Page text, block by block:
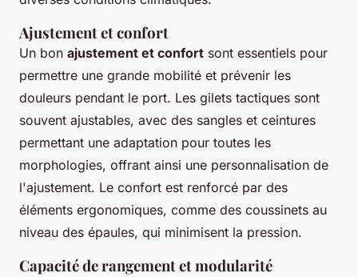
Ajustement et confort
Un bon ajustement et confort sont essentiels pour
permettre une grande mobilité et prévenir les
douleurs pendant le port. Les gilets tactiques sont
souvent ajustables, avec des sangles et ceintures
permettant une adaptation pour toutes les
morphologies, offrant ainsi une personnalisation de
l'ajustement. Le confort est renforcé par des
éléments ergonomiques, comme des coussinets au
niveau des épaules, qui minimisent la pression.
Capacité de rangement et modularité